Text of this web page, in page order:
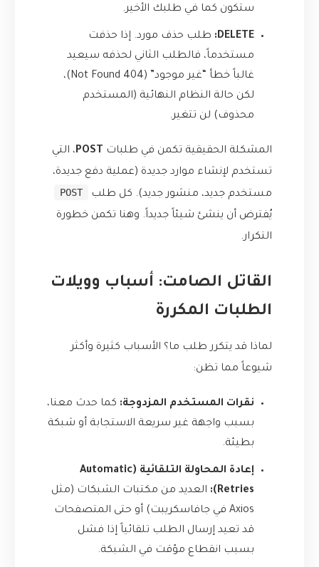
ستكون كما في طلبك الأخير.
DELETE:
طلب حذف مورد. إذا حذفت
مستخدماً، فالطلب الثاني لحذفه سيعيد
غالباً خطأ “غير موجود” (404 Not Found)،
لكن حالة النظام النهائية (المستخدم
محذوف) لن تتغير.
المشكلة الحقيقية تكمن في طلبات POST، التي
تستخدم لإنشاء موارد جديدة (عملية دفع جديدة،
مستخدم جديد، منشور جديد). كل طلب
POST
يُفترض أن ينشئ شيئاً جديداً. وهنا تكمن خطورة
التكرار.
القاتل الصامت: أسباب وويلات
الطلبات المكررة
لماذا قد يتكرر طلب ما؟ الأسباب كثيرة وأكثر
شيوعاً مما تظن:
نقرات المستخدم المزدوجة: كما حدث معنا،
بسبب واجهة غير سريعة الاستجابة أو شبكة
بطيئة.
إعادة المحاولة التلقائية (Automatic
Retries):
العديد من مكتبات الشبكات (مثل
Axios في جافاسكريبت) أو حتى المتصفحات
قد تعيد إرسال الطلب تلقائياً إذا فشل
بسبب انقطاع مؤقت في الشبكة.